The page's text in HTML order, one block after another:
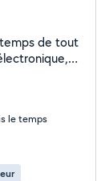
de tout
le temps